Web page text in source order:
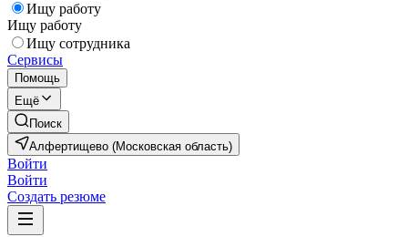
Ищу работу
Ищу работу
Ищу сотрудника
Сервисы
Помощь
Ещё
Поиск
Алфертищево (Московская область)
Войти
Войти
Создать резюме